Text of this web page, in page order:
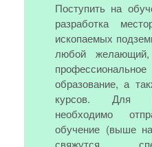
Поступить на
разработка
ископаемых
любой
образование, а
курсов. Для
необходимо
обучение (выше
свяжутся